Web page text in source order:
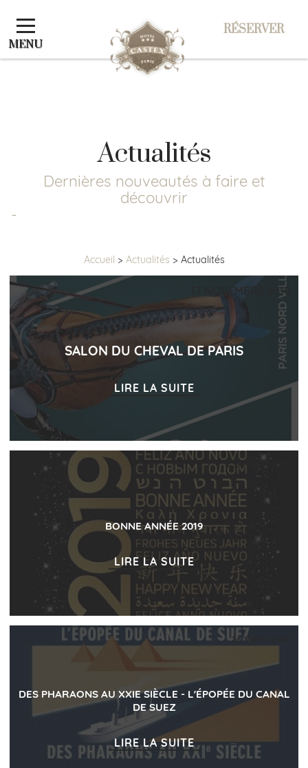
RÉSERVER
MENU
Actualités
Dernières nouveautés à faire et
découvrir
-
Accueil Actualités Actualités
17 NOVEMBRE 2019
SALON DU CHEVAL DE PARIS
LIRE LA SUITE
6 JANVIER 2019
BONNE ANNÉE 2019
LIRE LA SUITE
26 MARS 2018
DES PHARAONS AU XXIE SIÈCLE - L'ÉPOPÉE DU CANAL
DE SUEZ
LIRE LA SUITE